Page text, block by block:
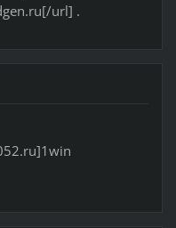
url] .